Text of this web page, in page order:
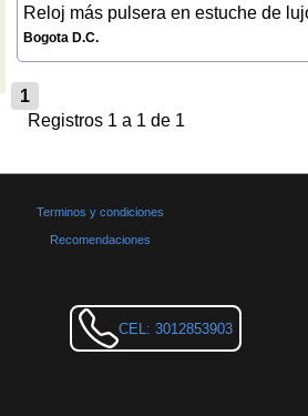
Bogota D.C.
1
Registros 1 a 1 de 1
Terminos y condiciones
Recomendaciones
CEL: 3012853903